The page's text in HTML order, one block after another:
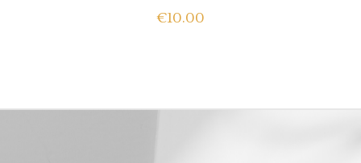
€10.00